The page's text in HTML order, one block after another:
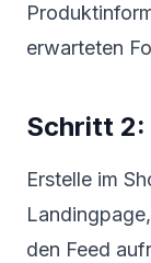
erwarteten
Schritt 2:
Erstelle im
den Feed